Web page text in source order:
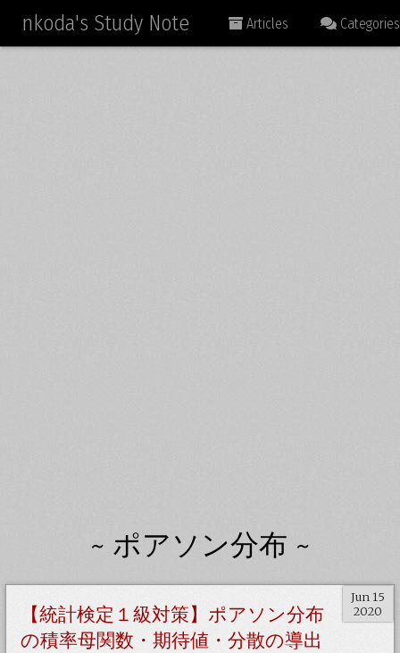
nkoda's Study Note Articles Categories
~ ポアソン分布 ~
Jun 15
2020
【統計検定１級対策】ポアソン分布
の積率母関数・期待値・分散の導出